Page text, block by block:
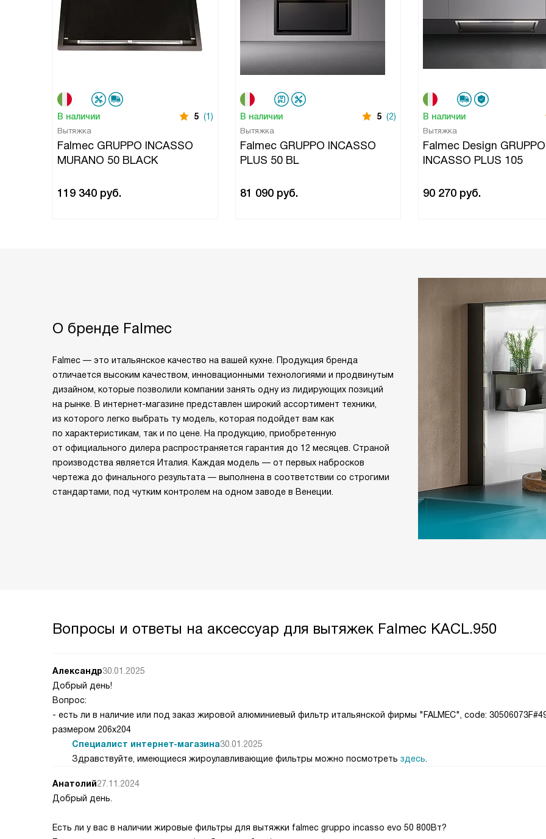
В наличии 5 (1)
Вытяжка
Falmec GRUPPO INCASSO
MURANO 50 BLACK
119 340 руб.
В наличии 5 (2)
Вытяжка
Falmec GRUPPO INCASSO
PLUS 50 BL
81 090 руб.
В наличии
Вытяжка
Falmec Design GRUPPO
INCASSO PLUS 105
90 270 руб.
О бренде Falmec
Falmec — это итальянское качество на вашей кухне. Продукция бренда
отличается высоким качеством, инновационными технологиями и продвинутым
дизайном, которые позволили компании занять одну из лидирующих позиций
на рынке. В интернет-магазине представлен широкий ассортимент техники,
из которого легко выбрать ту модель, которая подойдет вам как
по характеристикам, так и по цене. На продукцию, приобретенную
от официального дилера распространяется гарантия до 12 месяцев. Страной
производства является Италия. Каждая модель — от первых набросков
чертежа до финального результата — выполнена в соответствии со строгими
стандартами, под чутким контролем на одном заводе в Венеции.
Вопросы и ответы на аксессуар для вытяжек Falmec KACL.950
Александр30.01.2025
Добрый день!
Вопрос:
- есть ли в наличие или под заказ жировой алюминиевый фильтр итальянской фирмы "FALMEC", code:
размером 206х204
Специалист интернет-магазина30.01.2025
Здравствуйте, имеющиеся жироулавливающие фильтры можно посмотреть здесь
Анатолий27.11.2024
Добрый день.
Есть ли у вас в наличии жировые фильтры для вытяжки falmec gruppo incasso evo 50 800Вт?